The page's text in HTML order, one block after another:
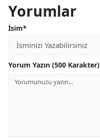
Yorumlar
İsim*
Yorum Yazın (500 Karakter)